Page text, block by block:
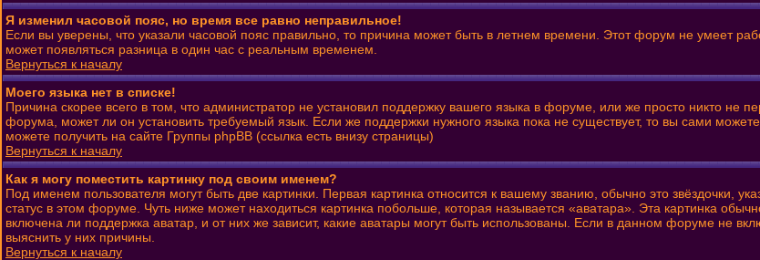
Я изменил часовой пояс, но время все равно неправильное!
Если вы уверены, что указали часовой пояс правильно, то причина может быть в летнем времени. Этот форум не умеет
может появляться разница в один час с реальным временем.
Вернуться к началу
Моего языка нет в списке!
Причина скорее всего в том, что администратор не установил поддержку вашего языка в форуме, или же просто никто не
форума, может ли он установить требуемый язык. Если же поддержки нужного языка пока не существует, то вы сами
можете получить на сайте Группы phpBB (ссылка есть внизу страницы)
Вернуться к началу
Как я могу поместить картинку под своим именем?
Под именем пользователя могут быть две картинки. Первая картинка относится к вашему званию, обычно это звёздочки,
статус в этом форуме. Чуть ниже может находиться картинка побольше, которая называется «аватара». Эта картинка
включена ли поддержка аватар, и от них же зависит, какие аватары могут быть использованы. Если в данном форуме не
выяснить у них причины.
Вернуться к началу